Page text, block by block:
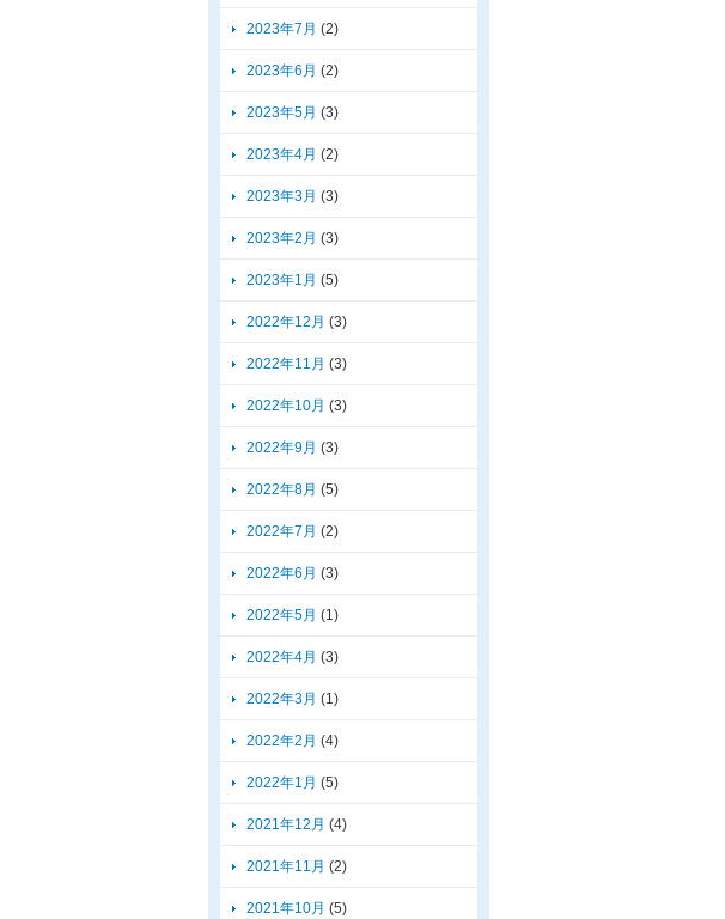
2023年7月 (2)
2023年6月 (2)
2023年5月 (3)
2023年4月 (2)
2023年3月 (3)
2023年2月 (3)
2023年1月 (5)
2022年12月 (3)
2022年11月 (3)
2022年10月 (3)
2022年9月 (3)
2022年8月 (5)
2022年7月 (2)
2022年6月 (3)
2022年5月 (1)
2022年4月 (3)
2022年3月 (1)
2022年2月 (4)
2022年1月 (5)
2021年12月 (4)
2021年11月 (2)
2021年10月 (5)